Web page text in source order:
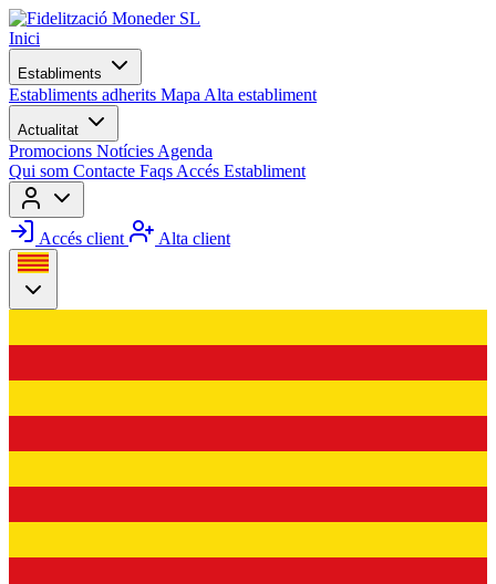
Inici
Establiments
Establiments adherits Mapa Alta establiment
Actualitat
Promocions Notícies Agenda
Qui som Contacte Faqs Accés Establiment
Accés client Alta client